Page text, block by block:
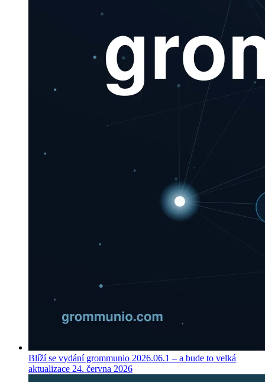
Blíží se vydání grommunio 2026.06.1 – a bude to velká
aktualizace 24. června 2026